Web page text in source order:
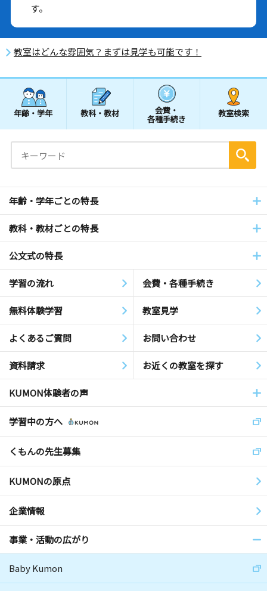
す。
教室はどんな雰囲気？まずは見学も可能です！
年齢・学年 教科・教材 会費・
各種手続き
教室検索
年齢・学年ごとの特長
教科・教材ごとの特長
公文式の特長
学習の流れ 会費・各種手続き
無料体験学習 教室見学
よくあるご質問 お問い合わせ
資料請求 お近くの教室を探す
KUMON体験者の声
学習中の方へ
くもんの先生募集
KUMONの原点
企業情報
事業・活動の広がり
Baby Kumon